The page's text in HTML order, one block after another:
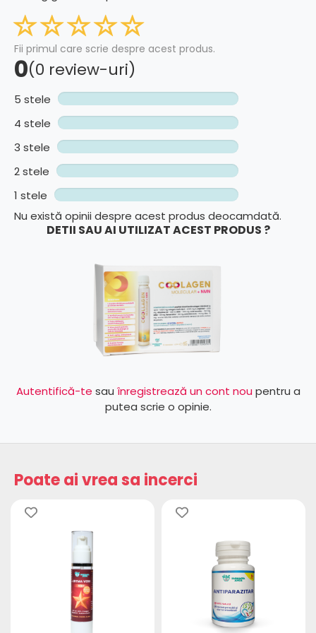
Fii primul care scrie despre acest produs.
0(0 review-uri)
5 stele
4 stele
3 stele
2 stele
1 stele
Nu există opinii despre acest produs deocamdată.
DETII SAU AI UTILIZAT ACEST PRODUS ?
Autentifică-te sau înregistrează un cont nou pentru a
putea scrie o opinie.
Poate ai vrea sa incerci